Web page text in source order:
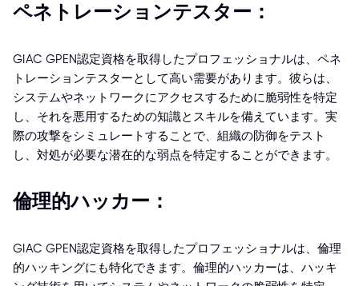
ペネトレーションテスター：
GIAC GPEN認定資格を取得したプロフェッショナルは、ペネ
トレーションテスターとして高い需要があります。彼らは、
システムやネットワークにアクセスするために脆弱性を特定
し、それを悪用するための知識とスキルを備えています。実
際の攻撃をシミュレートすることで、組織の防御をテスト
し、対処が必要な潜在的な弱点を特定することができます。
倫理的ハッカー：
GIAC GPEN認定資格を取得したプロフェッショナルは、倫理
的ハッキングにも特化できます。倫理的ハッカーは、ハッキ